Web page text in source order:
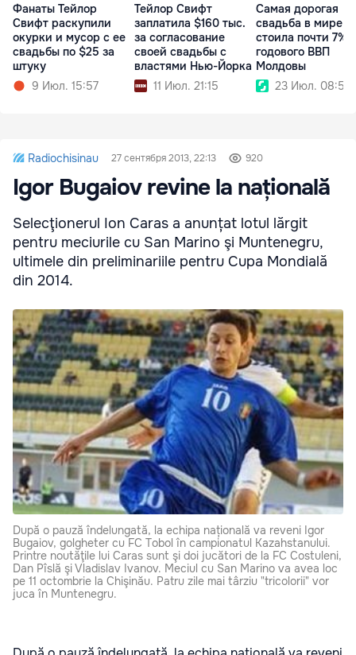
Фанаты Тейлор
Свифт раскупили
окурки и мусор с ее
свадьбы по $25 за
штуку
9 Июл. 15:57
Тейлор Свифт
заплатила $160 тыс.
за согласование
своей свадьбы с
властями Нью-Йорка
11 Июл. 21:15
Самая дорогая
свадьба в мире
стоила почти 7%
годового ВВП
Молдовы
23 Июл. 08:54
Radiochisinau 27 сентября 2013, 22:13 920
Igor Bugaiov revine la națională
Selecţionerul Ion Caras a anunțat lotul lărgit
pentru meciurile cu San Marino şi Muntenegru,
ultimele din preliminariile pentru Cupa Mondială
din 2014.
După o pauză îndelungată, la echipa națională va reveni Igor
Bugaiov, golgheter cu FC Tobol în campionatul Kazahstanului.
Printre noutăţile lui Caras sunt şi doi jucători de la FC Costuleni,
Dan Pîslă şi Vladislav Ivanov. Meciul cu San Marino va avea loc
pe 11 octombrie la Chişinău. Patru zile mai târziu "tricolorii" vor
juca în Muntenegru.